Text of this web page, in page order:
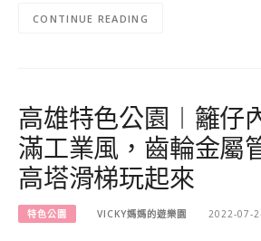
CONTINUE READING
高雄特色公園︱籬仔
滿工業風，齒輪金屬
高塔滑梯玩起來
特色公園 VICKY媽媽的遊樂園 2022-07-